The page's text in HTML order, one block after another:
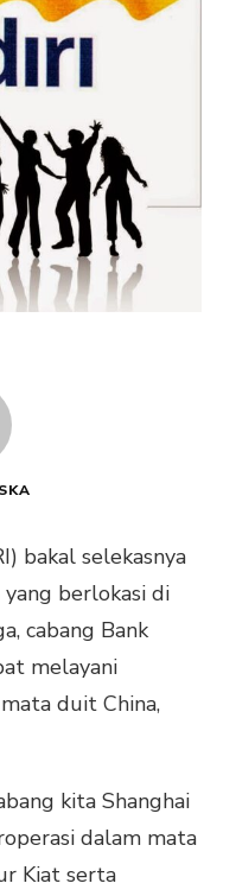
bakal selekasnya
berlokasi di
cabang Bank
melayani
duit China,
kita Shanghai
dalam mata
Kiat serta